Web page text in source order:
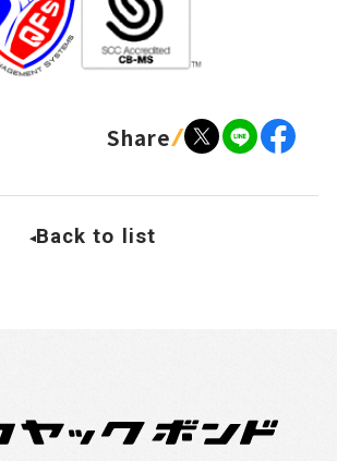
Share
Back to list